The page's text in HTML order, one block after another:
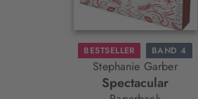
BESTSELLER BAND 4
Stephanie Garber
Spectacular